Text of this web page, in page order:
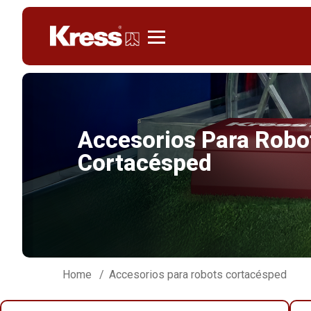
Accesorios Para
Cortacésped
Home Accesorios para robots cortacésped